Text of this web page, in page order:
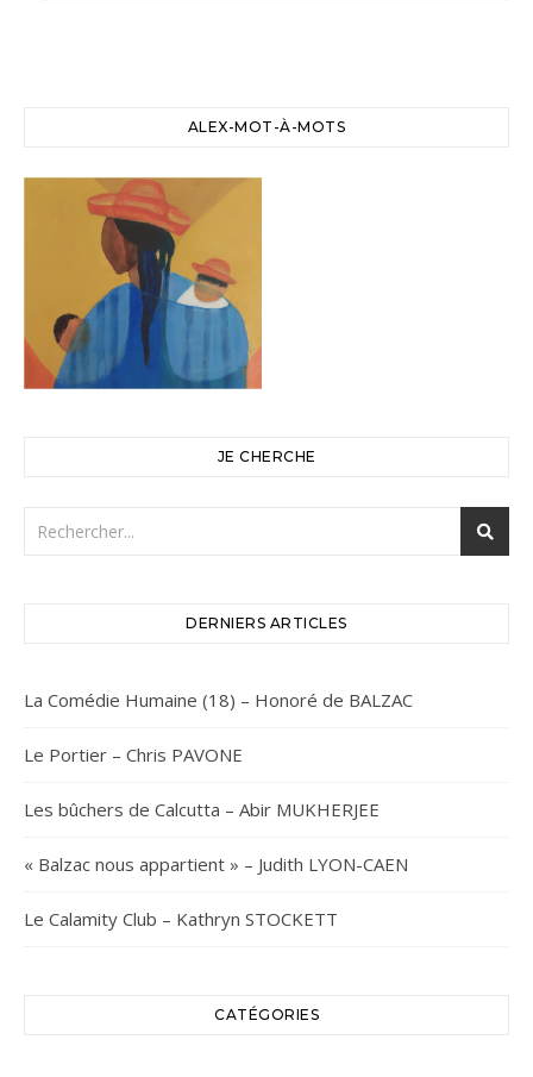
ALEX-MOT-À-MOTS
JE CHERCHE
DERNIERS ARTICLES
La Comédie Humaine (18) – Honoré de BALZAC
Le Portier – Chris PAVONE
Les bûchers de Calcutta – Abir MUKHERJEE
« Balzac nous appartient » – Judith LYON-CAEN
Le Calamity Club – Kathryn STOCKETT
CATÉGORIES